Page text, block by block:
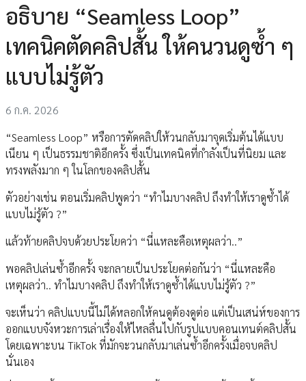
อธิบาย “Seamless Loop”
เทคนิคตัดคลิปสั้น ให้คนวนดูซ้ำ ๆ
แบบไม่รู้ตัว
6 ก.ค. 2026
“Seamless Loop” หรือการตัดคลิปให้วนกลับมาจุดเริ่มต้นได้แบบ
เนียน ๆ เป็นธรรมชาติอีกครั้ง ซึ่งเป็นเทคนิคที่กำลังเป็นที่นิยม และ
ทรงพลังมาก ๆ ในโลกของคลิปสั้น
ตัวอย่างเช่น ตอนเริ่มคลิปพูดว่า “ทำไมบางคลิป ถึงทำให้เราดูซ้ำได้
แบบไม่รู้ตัว ?”
แล้วท้ายคลิปจบด้วยประโยคว่า “นี่แหละคือเหตุผลว่า..”
พอคลิปเล่นซ้ำอีกครั้ง จะกลายเป็นประโยคต่อกันว่า “นี่แหละคือ
เหตุผลว่า.. ทำไมบางคลิป ถึงทำให้เราดูซ้ำได้แบบไม่รู้ตัว ?”
จะเห็นว่า คลิปแบบนี้ไม่ได้หลอกให้คนดูต้องดูต่อ แต่เป็นเสน่ห์ของการ
ออกแบบจังหวะการเล่าเรื่องให้ไหลลื่นไปกับรูปแบบคอนเทนต์คลิปสั้น
โดยเฉพาะบน TikTok ที่มักจะวนกลับมาเล่นซ้ำอีกครั้งเมื่อจบคลิป
นั่นเอง